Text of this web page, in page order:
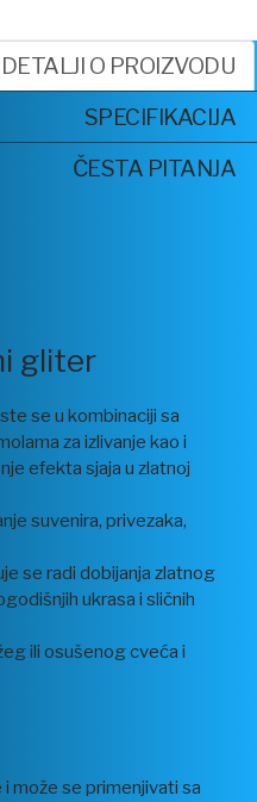
DETALJI O PROIZVODU
SPECIFIKACIJA
ČESTA PITANJA
gliter
se u kombinaciji sa
za izlivanje kao i
efekta sjaja u zlatnoj
suvenira, privezaka,
se radi dobijanja zlatnog
ukrasa i sličnih
ili osušenog cveća i
može se primenjivati sa